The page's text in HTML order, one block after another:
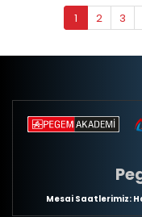
1 2 3
Mesai Saatlerimiz: